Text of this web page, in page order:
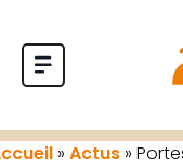
» Actus »